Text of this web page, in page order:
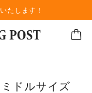
たします！
ドルサイズ